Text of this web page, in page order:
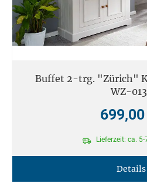
Buffet 2-trg. "Zürich"
WZ-
Lieferzeit: ca.
Details